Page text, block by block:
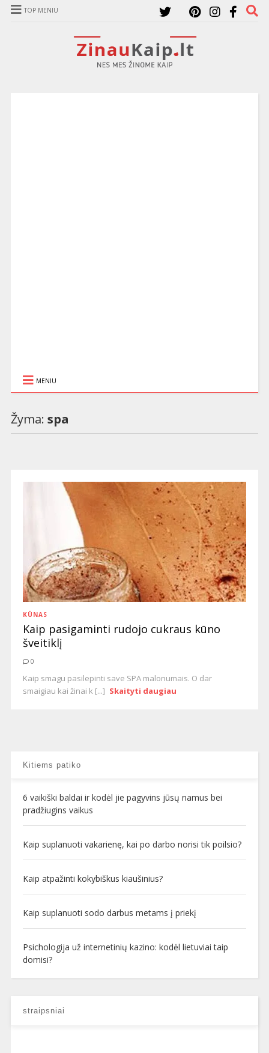
TOP MENIU
MENIU
Žyma: spa
KŪNAS
Kaip pasigaminti rudojo cukraus kūno
šveitiklį
0
Kaip smagu pasilepinti save SPA malonumais. O dar
smaigiau kai žinai k [...] Skaityti daugiau
Kitiems patiko
6 vaikiški baldai ir kodėl jie pagyvins jūsų namus bei
pradžiugins vaikus
Kaip suplanuoti vakarienę, kai po darbo norisi tik poilsio?
Kaip atpažinti kokybiškus kiaušinius?
Kaip suplanuoti sodo darbus metams į priekį
Psichologija už internetinių kazino: kodėl lietuviai taip
domisi?
straipsniai